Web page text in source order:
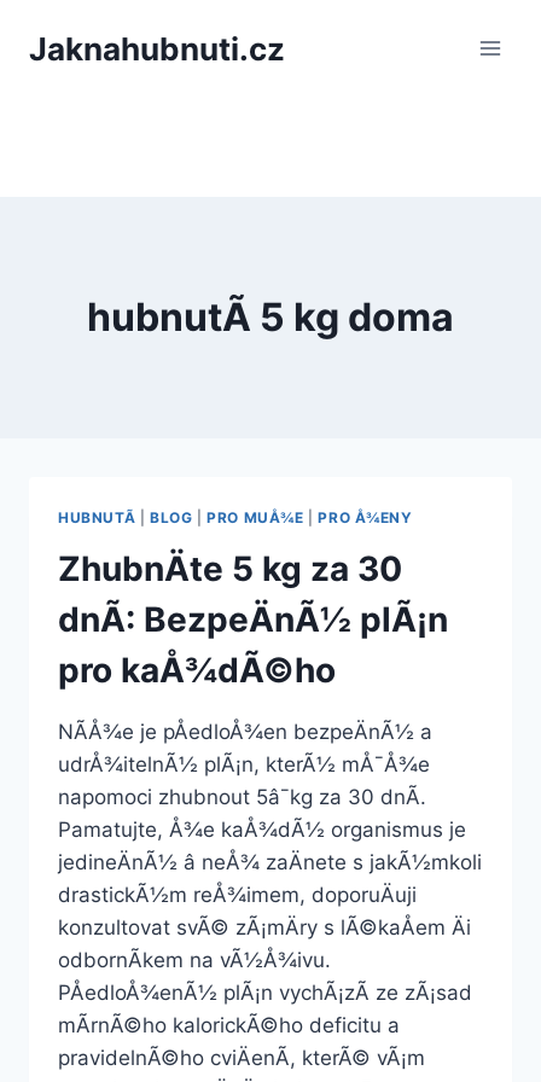
Jaknahubnuti.cz
hubnutÃ­ 5 kg doma
HUBNUTÃ­ BLOG |PRO MUÅ¾E |PRO Å¾ENY
ZhubnÄte 5 kg za 30
dnÃ­: BezpeÄnÃ½ plÃ¡n
pro kaÅ¾dÃ©ho
NÃ­Å¾e je pÅedloÅ¾en bezpeÄnÃ½ a
udrÅ¾itelnÃ½ plÃ¡n, kterÃ½ mÅ¯Å¾e
napomoci zhubnout 5â¯kg za 30 dnÃ­.
Pamatujte, Å¾e kaÅ¾dÃ½ organismus je
jedineÄnÃ½ â neÅ¾ zaÄnete s jakÃ½mkoli
drastickÃ½m reÅ¾imem, doporuÄuji
konzultovat svÃ© zÃ¡mÄry s lÃ©kaÅem Äi
odbornÃ­kem na vÃ½Å¾ivu.
PÅedloÅ¾enÃ½ plÃ¡n vychÃ¡zÃ­ ze zÃ¡sad
mÃ­rnÃ©ho kalorickÃ©ho deficitu a
pravidelnÃ©ho cviÄenÃ­, kterÃ© vÃ¡m